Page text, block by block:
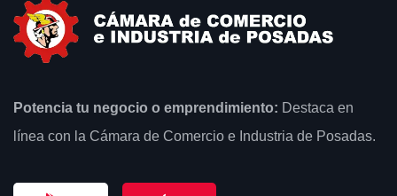
Potencia tu negocio o emprendimiento: Destaca en
línea con la Cámara de Comercio e Industria de Posadas.